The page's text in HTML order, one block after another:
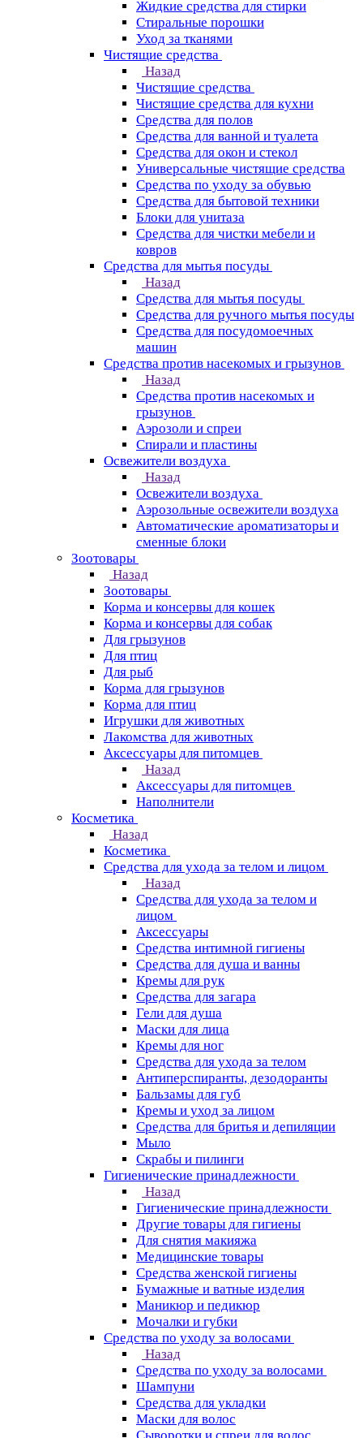
Жидкие средства для стирки
Стиральные порошки
Уход за тканями
Чистящие средства
Назад
Чистящие средства
Чистящие средства для кухни
Средства для полов
Средства для ванной и туалета
Средства для окон и стекол
Универсальные чистящие средства
Средства по уходу за обувью
Средства для бытовой техники
Блоки для унитаза
Средства для чистки мебели и
ковров
Средства для мытья посуды
Назад
Средства для мытья посуды
Средства для ручного мытья посуды
Средства для посудомоечных
машин
Средства против насекомых и грызунов
Назад
Средства против насекомых и
грызунов
Аэрозоли и спреи
Спирали и пластины
Освежители воздуха
Назад
Освежители воздуха
Аэрозольные освежители воздуха
Автоматические ароматизаторы и
сменные блоки
Зоотовары
Назад
Зоотовары
Корма и консервы для кошек
Корма и консервы для собак
Для грызунов
Для птиц
Для рыб
Корма для грызунов
Корма для птиц
Игрушки для животных
Лакомства для животных
Аксессуары для питомцев
Назад
Аксессуары для питомцев
Наполнители
Косметика
Назад
Косметика
Средства для ухода за телом и лицом
Назад
Средства для ухода за телом и
лицом
Аксессуары
Средства интимной гигиены
Средства для душа и ванны
Кремы для рук
Средства для загара
Гели для душа
Маски для лица
Кремы для ног
Средства для ухода за телом
Антиперспиранты, дезодоранты
Бальзамы для губ
Кремы и уход за лицом
Средства для бритья и депиляции
Мыло
Скрабы и пилинги
Гигиенические принадлежности
Назад
Гигиенические принадлежности
Другие товары для гигиены
Для снятия макияжа
Медицинские товары
Средства женской гигиены
Бумажные и ватные изделия
Маникюр и педикюр
Мочалки и губки
Средства по уходу за волосами
Назад
Средства по уходу за волосами
Шампуни
Средства для укладки
Маски для волос